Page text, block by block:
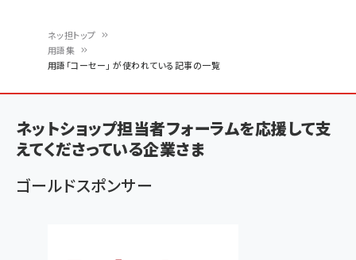
ン
く
ず
ネッ担トップ
用語集
用語「コーセー」 が使われている記事の一覧
ネットショップ担当者フォーラムを応援して支
えてくださっている企業さま
ゴールドスポンサー